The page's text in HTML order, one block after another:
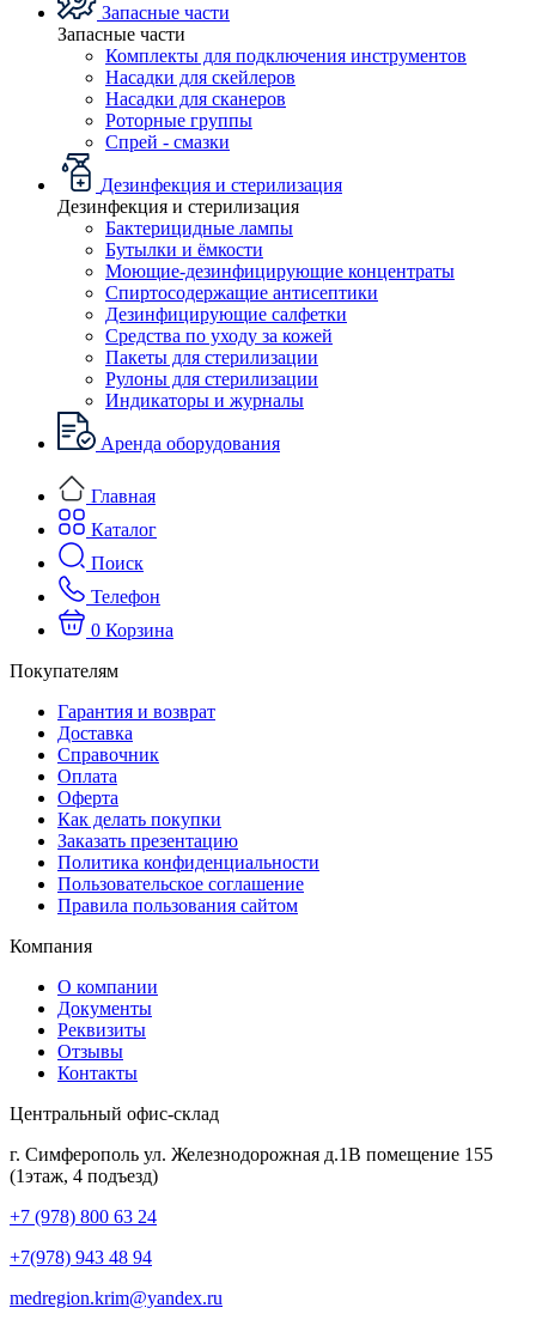
Запасные части
Запасные части
Комплекты для подключения инструментов
Насадки для скейлеров
Насадки для сканеров
Роторные группы
Спрей - смазки
Дезинфекция и стерилизация
Дезинфекция и стерилизация
Бактерицидные лампы
Бутылки и ёмкости
Моющие-дезинфицирующие концентраты
Спиртосодержащие антисептики
Дезинфицирующие салфетки
Средства по уходу за кожей
Пакеты для стерилизации
Рулоны для стерилизации
Индикаторы и журналы
Аренда оборудования
Главная
Каталог
Поиск
Телефон
0 Корзина
Покупателям
Гарантия и возврат
Доставка
Справочник
Оплата
Оферта
Как делать покупки
Заказать презентацию
Политика конфиденциальности
Пользовательское соглашение
Правила пользования сайтом
Компания
О компании
Документы
Реквизиты
Отзывы
Контакты
Центральный офис-склад
г. Симферополь ул. Железнодорожная д.1В помещение 155
(1этаж, 4 подъезд)
+7 (978) 800 63 24
+7(978) 943 48 94
medregion.krim@yandex.ru